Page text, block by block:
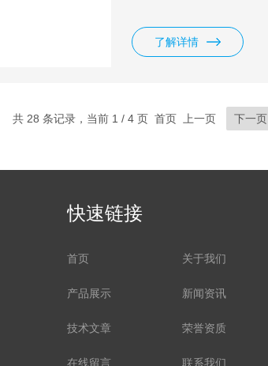
的生产和研究中使用。
了解详情
共 28 条记录，当前 1 / 4 页 首页 上一页 下一页
快速链接
首页 关于我们
产品展示 新闻资讯
技术文章 荣誉资质
在线留言 联系我们